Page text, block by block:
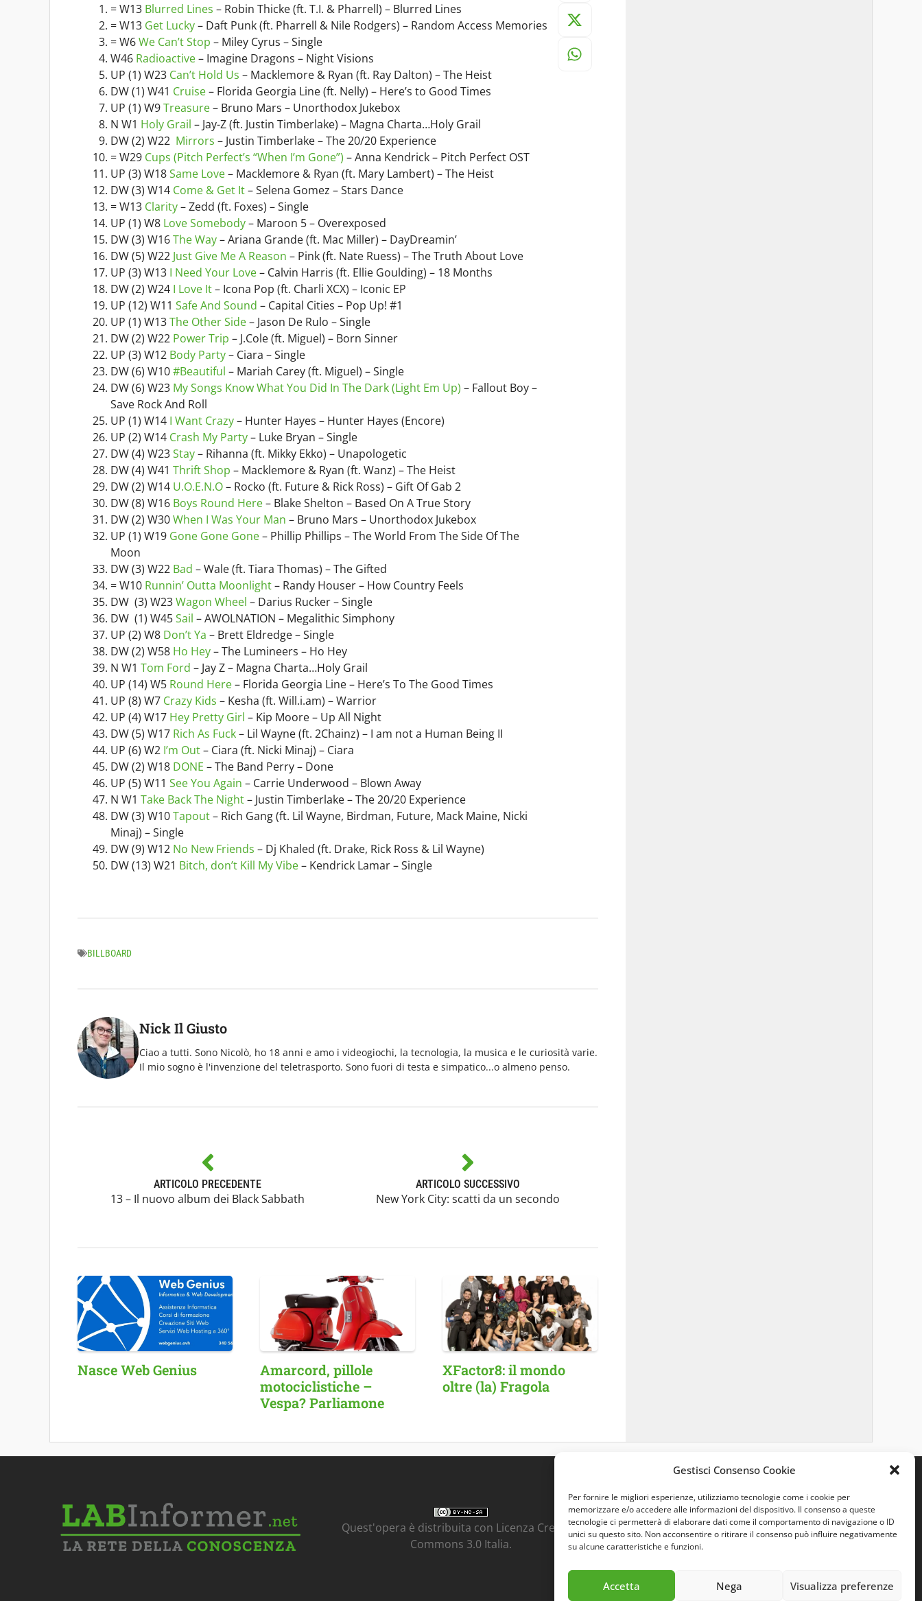
Gestisci Consenso Cookie
Per fornire le migliori esperienze, utilizziamo tecnologie come i cookie per
memorizzare e/o accedere alle informazioni del dispositivo. Il consenso a queste
tecnologie ci permetterà di elaborare dati come il comportamento di navigazione o ID
unici su questo sito. Non acconsentire o ritirare il consenso può influire negativamente
su alcune caratteristiche e funzioni.
Accetta Nega Visualizza preferenze
= W13 Blurred Lines – Robin Thicke (ft. T.I. & Pharrell) – Blurred Lines
= W13 Get Lucky– Daft Punk (ft. Pharrell & Nile Rodgers) – Random Access Memories
= W6We Can’t Stop – Miley Cyrus – Single
W46 Radioactive– Imagine Dragons – Night Visions
UP (1) W23 Can’t Hold Us – Macklemore & Ryan (ft. Ray Dalton) – The Heist
DW (1) W41 Cruise– Florida Georgia Line (ft. Nelly) – Here’s to Good Times
UP (1) W9Treasure– Bruno Mars – Unorthodox Jukebox
N W1 Holy Grail – Jay-Z (ft. Justin Timberlake) – Magna Charta…Holy Grail
DW (2) W22 Mirrors – Justin Timberlake – The 20/20 Experience
= W29 Cups (Pitch Perfect’s “When I’m Gone”) – Anna Kendrick – Pitch Perfect OST
UP (3) W18Same Love– Macklemore & Ryan (ft. Mary Lambert) – The Heist
DW (3) W14 Come & Get It– Selena Gomez – Stars Dance
= W13 Clarity– Zedd (ft. Foxes) – Single
UP (1) W8 Love Somebody– Maroon 5 – Overexposed
DW (3) W16The Way– Ariana Grande (ft. Mac Miller) – DayDreamin’
DW (5) W22 Just Give Me A Reason – Pink (ft. Nate Ruess) – The Truth About Love
UP (3) W13 I Need Your Love– Calvin Harris (ft. Ellie Goulding) – 18 Months
DW (2) W24 I Love It– Icona Pop (ft. Charli XCX) – Iconic EP
UP (12) W11 Safe And Sound – Capital Cities – Pop Up! #1
UP (1) W13The Other Side– Jason De Rulo – Single
DW (2) W22 Power Trip – J.Cole (ft. Miguel) – Born Sinner
UP (3) W12 Body Party– Ciara – Single
DW (6) W10#Beautiful – Mariah Carey (ft. Miguel) – Single
DW (6) W23 My Songs Know What You Did In The Dark (Light Em Up) – Fallout Boy –
Save Rock And Roll
UP (1) W14 I Want Crazy– Hunter Hayes – Hunter Hayes (Encore)
UP (2) W14 Crash My Party– Luke Bryan – Single
DW (4) W23Stay– Rihanna (ft. Mikky Ekko) – Unapologetic
DW (4) W41 Thrift Shop – Macklemore & Ryan (ft. Wanz) – The Heist
DW (2) W14 U.O.E.N.O– Rocko (ft. Future & Rick Ross) – Gift Of Gab 2
DW (8) W16 Boys Round Here– Blake Shelton – Based On A True Story
DW (2) W30When I Was Your Man – Bruno Mars – Unorthodox Jukebox
UP (1) W19 Gone Gone Gone– Phillip Phillips – The World From The Side Of The
Moon
DW (3) W22 Bad – Wale (ft. Tiara Thomas) – The Gifted
= W10 Runnin’ Outta Moonlight– Randy Houser – How Country Feels
DW (3) W23Wagon Wheel – Darius Rucker – Single
DW (1) W45Sail – AWOLNATION – Megalithic Simphony
UP (2) W8 Don’t Ya – Brett Eldredge – Single
DW (2) W58 Ho Hey– The Lumineers – Ho Hey
N W1 Tom Ford – Jay Z – Magna Charta…Holy Grail
UP (14) W5 Round Here– Florida Georgia Line – Here’s To The Good Times
UP (8) W7 Crazy Kids – Kesha (ft. Will.i.am) – Warrior
UP (4) W17 Hey Pretty Girl – Kip Moore – Up All Night
DW (5) W17 Rich As Fuck– Lil Wayne (ft. 2Chainz) – I am not a Human Being II
UP (6) W2 I’m Out– Ciara (ft. Nicki Minaj) – Ciara
DW (2) W18 DONE – The Band Perry – Done
UP (5) W11 See You Again – Carrie Underwood – Blown Away
N W1 Take Back The Night– Justin Timberlake – The 20/20 Experience
DW (3) W10Tapout– Rich Gang (ft. Lil Wayne, Birdman, Future, Mack Maine, Nicki
Minaj) – Single
DW (9) W12 No New Friends – Dj Khaled (ft. Drake, Rick Ross & Lil Wayne)
DW (13) W21 Bitch, don’t Kill My Vibe– Kendrick Lamar – Single
BILLBOARD
Nick Il Giusto
Ciao a tutti. Sono Nicolò, ho 18 anni e amo i videogiochi, la tecnologia, la musica e le curiosità varie.
Il mio sogno è l'invenzione del teletrasporto. Sono fuori di testa e simpatico...o almeno penso.
ARTICOLO PRECEDENTE
13 – Il nuovo album dei Black Sabbath
ARTICOLO SUCCESSIVO
New York City: scatti da un secondo
Nasce Web Genius
Amarcord, pillole
motociclistiche –
Vespa? Parliamone
XFactor8: il mondo
oltre (la) Fragola
Quest'opera è distribuita con Licenza Creative
Commons 3.0 Italia.